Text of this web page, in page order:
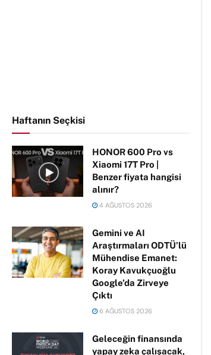
Haftanın Seçkisi
HONOR 600 Pro vs
Xiaomi 17T Pro |
Benzer fiyata hangisi
alınır?
4 AĞUSTOS 2026
Gemini ve AI
Araştırmaları ODTÜ’lü
Mühendise Emanet:
Koray Kavukçuoğlu
Google’da Zirveye
Çıktı
6 AĞUSTOS 2026
Geleceğin finansında
yapay zeka çalışacak,